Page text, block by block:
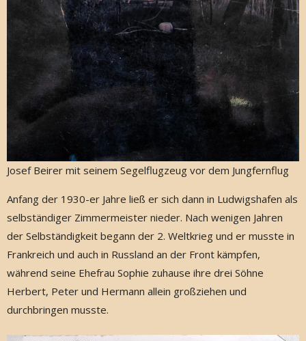
Josef Beirer mit seinem Segelflugzeug vor dem Jungfernflug
Anfang der 1930-er Jahre ließ er sich dann in Ludwigshafen als
selbständiger Zimmermeister nieder. Nach wenigen Jahren
der Selbständigkeit begann der 2. Weltkrieg und er musste in
Frankreich und auch in Russland an der Front kämpfen,
während seine Ehefrau Sophie zuhause ihre drei Söhne
Herbert, Peter und Hermann allein großziehen und
durchbringen musste.